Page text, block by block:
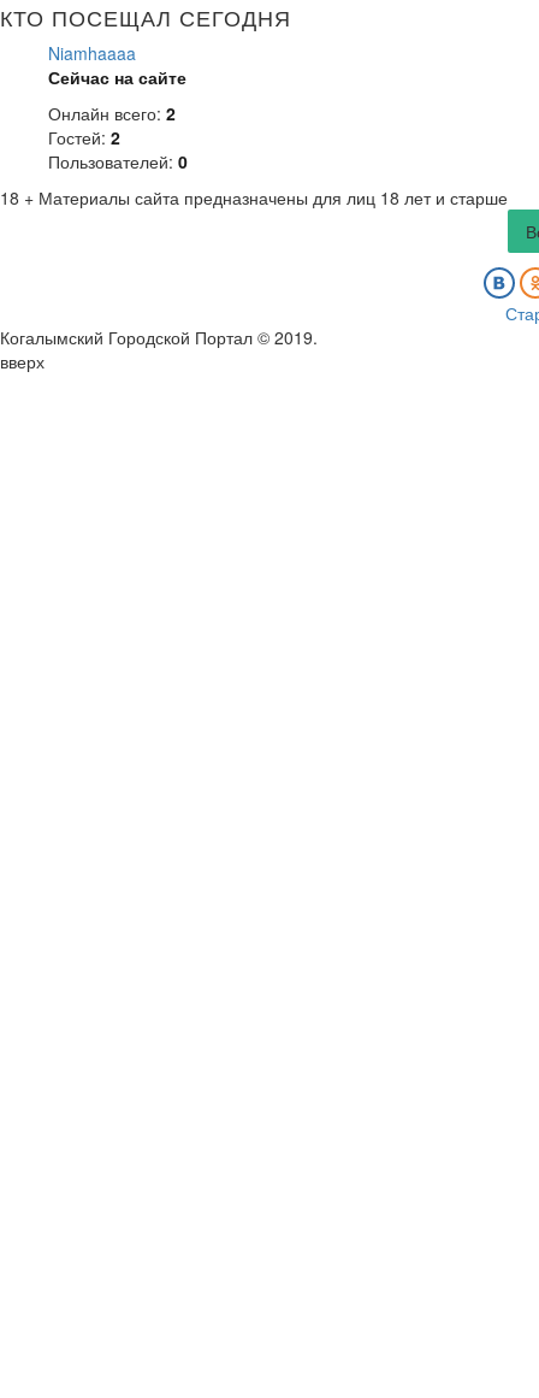
КТО ПОСЕЩАЛ СЕГОДНЯ
Niamhaaaa
Сейчас на сайте
Онлайн всего: 2
Гостей: 2
Пользователей: 0
18 + Материалы сайта предназначены для лиц 18 лет и старше
Когалымский Городской Портал © 2019.
вверх